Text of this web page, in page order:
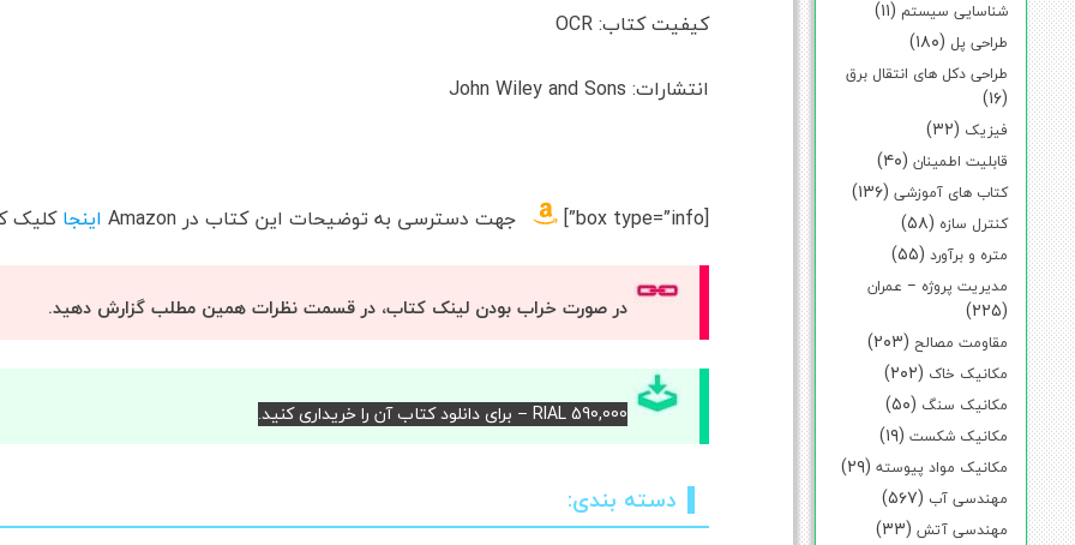
شناسایی سیستم (۱۱)
طراحی پل (۱۸۰)
طراحی دکل های انتقال برق
(۱۶)
فیزیک (۳۲)
قابلیت اطمینان (۴۰)
کتاب های آموزشی (۱۳۶)
کنترل سازه (۵۸)
متره و برآورد (۵۵)
مدیریت پروژه – عمران
(۲۲۵)
مقاومت مصالح (۲۰۳)
مکانیک خاک (۲۰۲)
مکانیک سنگ (۵۰)
مکانیک شکست (۱۹)
مکانیک مواد پیوسته (۲۹)
مهندسی آب (۵۶۷)
مهندسی آتش (۳۳)
کیفیت کتاب: OCR
انتشارات: John Wiley and Sons
[box type=”info”] جهت دسترسی به توضیحات این کتاب در Amazon اینجاکلیک
در صورت خراب بودن لینک کتاب، در قسمت نظرات همین مطلب گزارش دهید.
RIAL 590,000 – برای دانلود کتاب آن را خریداری کنید.
دسته بندی: